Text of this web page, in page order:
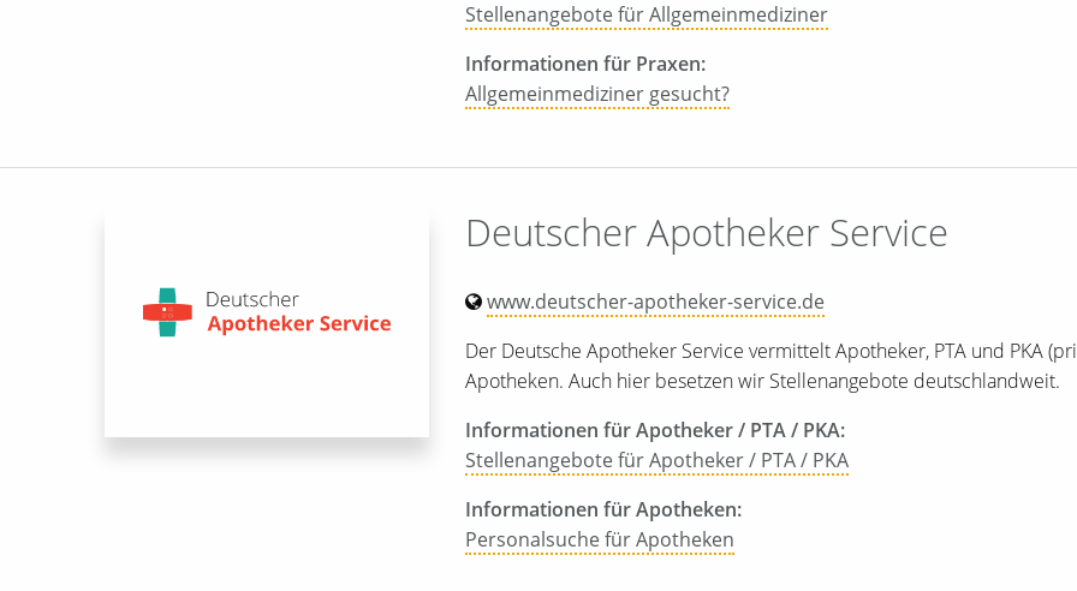
Stellenangebote für Allgemeinmediziner
Informationen für Praxen:
Allgemeinmediziner gesucht?
Deutscher Apotheker Service
www.deutscher-apotheker-service.de
Der Deutsche Apotheker Service vermittelt Apotheker, PTA und PKA
Apotheken. Auch hier besetzen wir Stellenangebote deutschlandweit.
Informationen für Apotheker / PTA / PKA:
Stellenangebote für Apotheker / PTA / PKA
Informationen für Apotheken:
Personalsuche für Apotheken